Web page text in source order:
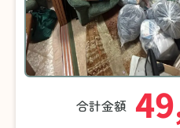
合計金額